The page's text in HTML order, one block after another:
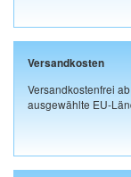
Versandkosten
Versandkostenfrei
ausgewählte EU-